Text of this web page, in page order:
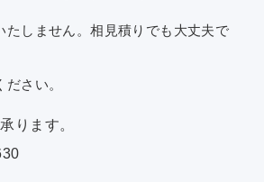
たしません。相見積りでも大丈夫で
さい。
ります。